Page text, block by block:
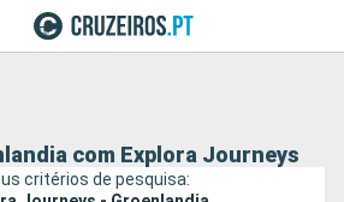
com Explora Journeys
critérios de pesquisa: